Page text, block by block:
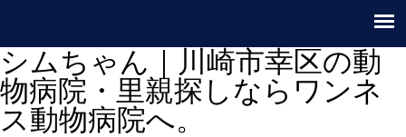
シムちゃん｜川崎市幸区の動
物病院・里親探しならワンネ
ス動物病院へ。